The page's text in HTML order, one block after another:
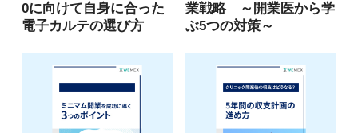
0に向けて自身に合った
電子カルテの選び方
業戦略 ～開業医から学
ぶ5つの対策～